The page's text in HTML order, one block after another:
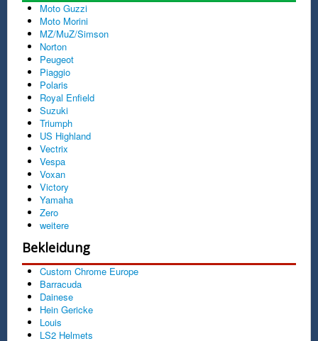
Moto Guzzi
Moto Morini
MZ/MuZ/Simson
Norton
Peugeot
Piaggio
Polaris
Royal Enfield
Suzuki
Triumph
US Highland
Vectrix
Vespa
Voxan
Victory
Yamaha
Zero
weitere
Bekleidung
Custom Chrome Europe
Barracuda
Dainese
Hein Gericke
Louis
LS2 Helmets